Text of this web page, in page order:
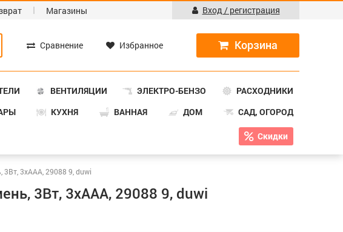
Магазины Вход / регистрация
Сравнение Избранное
ВЕНТИЛЯЦИИ ЭЛЕКТРО-БЕНЗО
РАСХОДНИКИ
КУХНЯ ВАННАЯ ДОМ САД, ОГОРОД
Скидки
3Вт, 3хААА, 29088 9, duwi
3Вт, 3хААА, 29088 9, duwi